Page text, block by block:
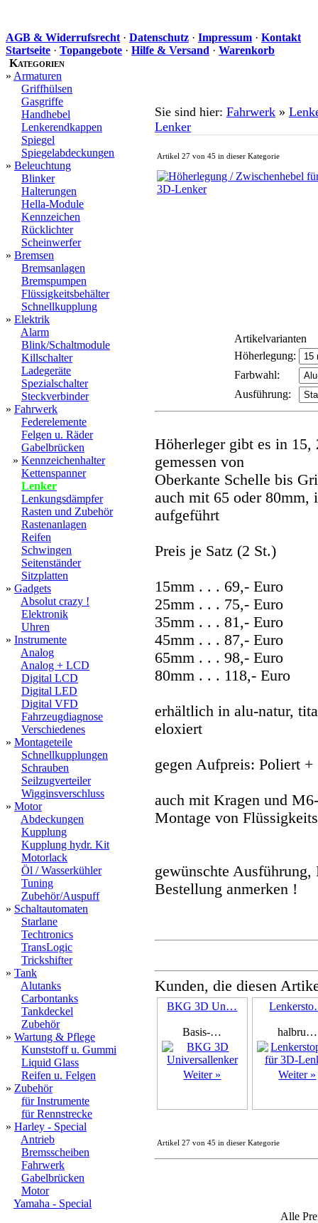
AGB & Widerrufsrecht · Datenschutz · Impressum · Kontakt
Startseite · Topangebote · Hilfe & Versand · Warenkorb
Kategorien
» Armaturen
Griffhülsen
Gasgriffe
Handhebel
Lenkerendkappen
Spiegel
Spiegelabdeckungen
» Beleuchtung
Blinker
Halterungen
Hella-Module
Kennzeichen
Rücklichter
Scheinwerfer
» Bremsen
Bremsanlagen
Bremspumpen
Flüssigkeitsbehälter
Schnellkupplung
» Elektrik
Alarm
Blink/Schaltmodule
Killschalter
Ladegeräte
Spezialschalter
Steckverbinder
» Fahrwerk
Federelemente
Felgen u. Räder
Gabelbrücken
» Kennzeichenhalter
Kettenspanner
Lenker
Lenkungsdämpfer
Rasten und Zubehör
Rastenanlagen
Reifen
Schwingen
Seitenständer
Sitzplatten
» Gadgets
Absolut crazy !
Elektronik
Uhren
» Instrumente
Analog
Analog + LCD
Digital LCD
Digital LED
Digital VFD
Fahrzeugdiagnose
Verschiedenes
» Montageteile
Schnellkupplungen
Schrauben
Seilzugverteiler
Wigginsverschluss
» Motor
Abdeckungen
Kupplung
Kupplung hydr. Kit
Motorlack
Öl / Wasserkühler
Tuning
Zubehör/Auspuff
» Schaltautomaten
Starlane
Techtronics
TransLogic
Trickshifter
» Tank
Alutanks
Carbontanks
Tankdeckel
Zubehör
» Wartung & Pflege
Kunststoff u. Gummi
Liquid Glass
Reifen u. Felgen
» Zubehör
für Instrumente
für Rennstrecke
» Harley - Special
Antrieb
Bremsscheiben
Fahrwerk
Gabelbrücken
Motor
Yamaha - Special
Sie sind hier: Fahrwerk »
Lenker
Artikel 27 von 45 in dieser Kategorie
Artikelvarianten
Höherlegung:
Farbwahl:
Ausführung:
Höherleger gibt es in 15,
gemessen von
Oberkante Schelle bis
auch mit 65 oder 80mm,
aufgeführt
Preis je Satz (2 St.)
15mm . . . 69,- Euro
25mm . . . 75,- Euro
35mm . . . 81,- Euro
45mm . . . 87,- Euro
65mm . . . 98,- Euro
80mm . . . 118,- Euro
erhältlich in alu-natur,
eloxiert
gegen Aufpreis: Poliert
auch mit Kragen und
Montage von
gewünschte
Bestellung anmerken !
Kunden, die diesen
BKG 3D Un…
Basis-…
Weiter »
halbru…
Weiter »
Artikel 27 von 45 in dieser Kategorie
Alle